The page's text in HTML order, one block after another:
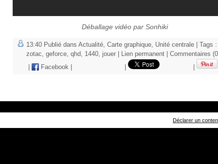
Déballage vidéo par Sonhiki
13:40 Publié dans Actualité Carte graphique Unité centrale | Tags :
zotac
geforce qhd 1440 jouer Lien permanent
Commentaires
Facebook
Déclarer un